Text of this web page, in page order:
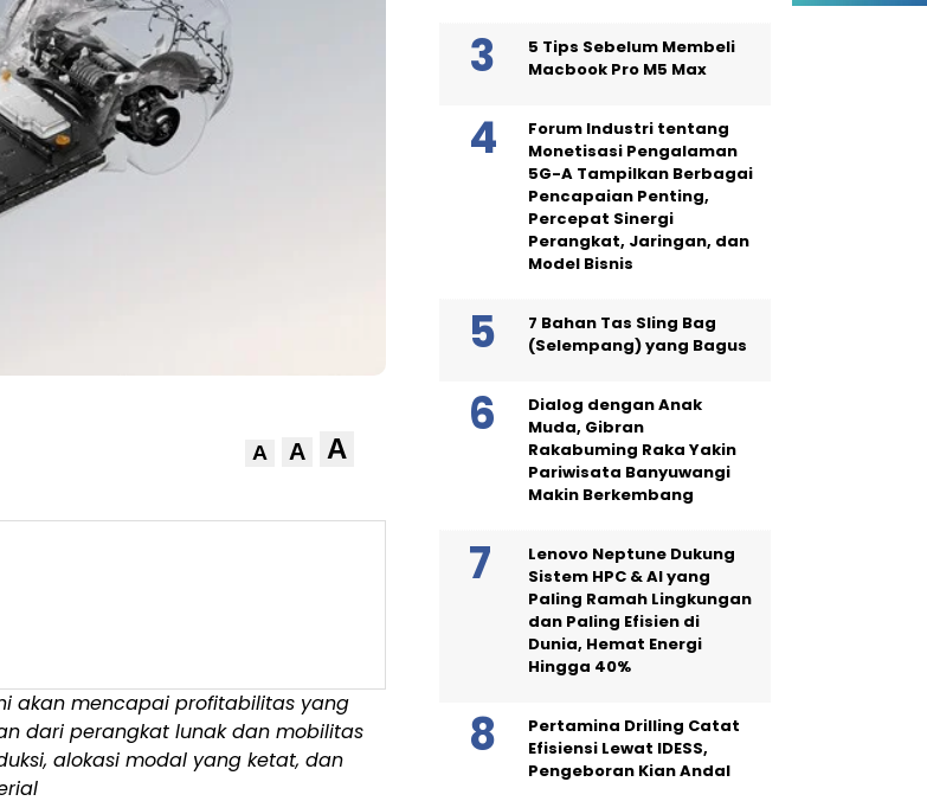
A A A
akan mencapai profitabilitas yang
dari perangkat lunak dan mobilitas
alokasi modal yang ketat, dan
5 Tips Sebelum Membeli
Macbook Pro M5 Max
Forum Industri tentang
Monetisasi Pengalaman
5G-A Tampilkan Berbagai
Pencapaian Penting,
Percepat Sinergi
Perangkat, Jaringan, dan
Model Bisnis
7 Bahan Tas Sling Bag
(Selempang) yang Bagus
Dialog dengan Anak
Muda, Gibran
Rakabuming Raka Yakin
Pariwisata Banyuwangi
Makin Berkembang
Lenovo Neptune Dukung
Sistem HPC & AI yang
Paling Ramah Lingkungan
dan Paling Efisien di
Dunia, Hemat Energi
Hingga 40%
Pertamina Drilling Catat
Efisiensi Lewat IDESS,
Pengeboran Kian Andal